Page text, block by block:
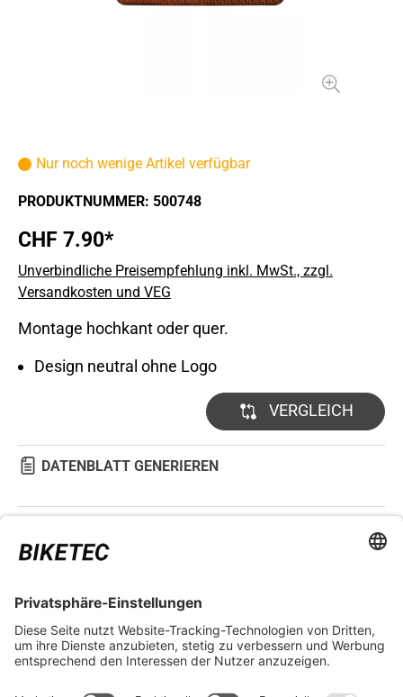
Nur noch wenige Artikel verfügbar
PRODUKTNUMMER: 500748
CHF 7.90*
Unverbindliche Preisempfehlung inkl. MwSt., zzgl.
Versandkosten und VEG
Montage hochkant oder quer.
Design neutral ohne Logo
VERGLEICH
DATENBLATT GENERIEREN
RECHTLICHES